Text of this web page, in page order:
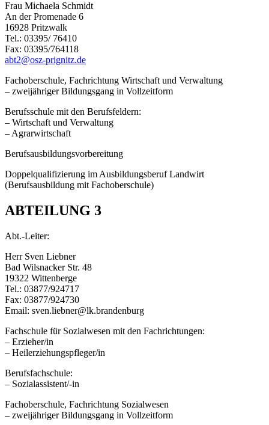
Frau Michaela Schmidt
An der Promenade 6
16928 Pritzwalk
Tel.: 03395/ 76410
Fax: 03395/764118
abt2@osz-prignitz.de
Fachoberschule, Fachrichtung Wirtschaft und Verwaltung
– zweijähriger Bildungsgang in Vollzeitform
Berufsschule mit den Berufsfeldern:
– Wirtschaft und Verwaltung
– Agrarwirtschaft
Berufsausbildungsvorbereitung
Doppelqualifizierung im Ausbildungsberuf Landwirt
(Berufsausbildung mit Fachoberschule)
ABTEILUNG 3
Abt.-Leiter:
Herr Sven Liebner
Bad Wilsnacker Str. 48
19322 Wittenberge
Tel.: 03877/924717
Fax: 03877/924730
Email: sven.liebner@lk.brandenburg
Fachschule für Sozialwesen mit den Fachrichtungen:
– Erzieher/in
– Heilerziehungspfleger/in
Berufsfachschule:
– Sozialassistent/-in
Fachoberschule, Fachrichtung Sozialwesen
– zweijähriger Bildungsgang in Vollzeitform